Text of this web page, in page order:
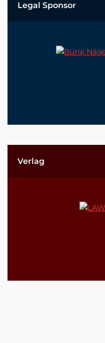
Legal Sponsor
Verlag